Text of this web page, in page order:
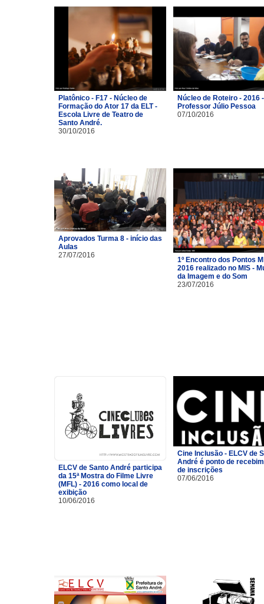
Platônico - F17 - Núcleo de
Formação do Ator 17 da ELT -
Escola Livre de Teatro de
Santo André.
30/10/2016
Núcleo de Roteiro - 2016 -
Professor Júlio Pessoa
07/10/2016
Aprovados Turma 8 - início das
Aulas
27/07/2016
1º Encontro dos Pontos
2016 realizado no MIS -
da Imagem e do Som
23/07/2016
ELCV de Santo André participa
da 15ª Mostra do Filme Livre
(MFL) - 2016 como local de
exibição
10/06/2016
Cine Inclusão - ELCV de
André é ponto de
de inscrições
07/06/2016